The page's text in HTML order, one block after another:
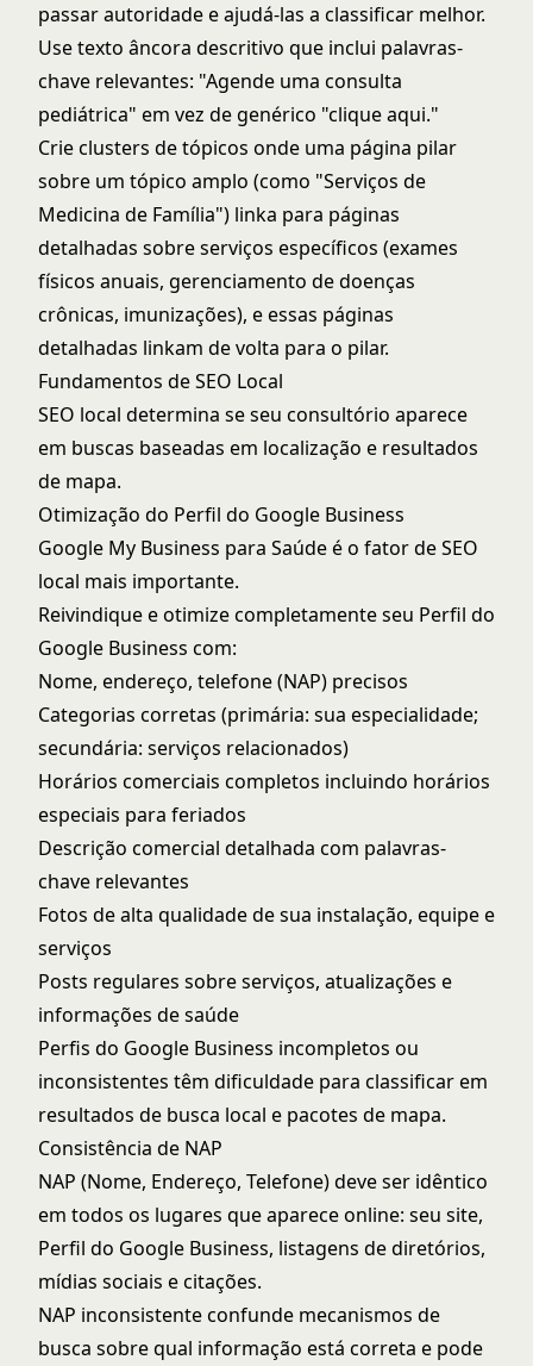
passar autoridade e ajudá-las a classificar melhor.
Use texto âncora descritivo que inclui palavras-
chave relevantes: "Agende uma consulta
pediátrica" em vez de genérico "clique aqui."
Crie clusters de tópicos onde uma página pilar
sobre um tópico amplo (como "Serviços de
Medicina de Família") linka para páginas
detalhadas sobre serviços específicos (exames
físicos anuais, gerenciamento de doenças
crônicas, imunizações), e essas páginas
detalhadas linkam de volta para o pilar.
Fundamentos de SEO Local
SEO local determina se seu consultório aparece
em buscas baseadas em localização e resultados
de mapa.
Otimização do Perfil do Google Business
Google My Business para Saúdeé o fator de SEO
local mais importante.
Reivindique e otimize completamente seu Perfil do
Google Business com:
Nome, endereço, telefone (NAP) precisos
Categorias corretas (primária: sua especialidade;
secundária: serviços relacionados)
Horários comerciais completos incluindo horários
especiais para feriados
Descrição comercial detalhada com palavras-
chave relevantes
Fotos de alta qualidade de sua instalação, equipe e
serviços
Posts regulares sobre serviços, atualizações e
informações de saúde
Perfis do Google Business incompletos ou
inconsistentes têm dificuldade para classificar em
resultados de busca local e pacotes de mapa.
Consistência de NAP
NAP (Nome, Endereço, Telefone) deve ser idêntico
em todos os lugares que aparece online: seu site,
Perfil do Google Business, listagens de diretórios,
mídias sociais e citações.
NAP inconsistente confunde mecanismos de
busca sobre qual informação está correta e pode